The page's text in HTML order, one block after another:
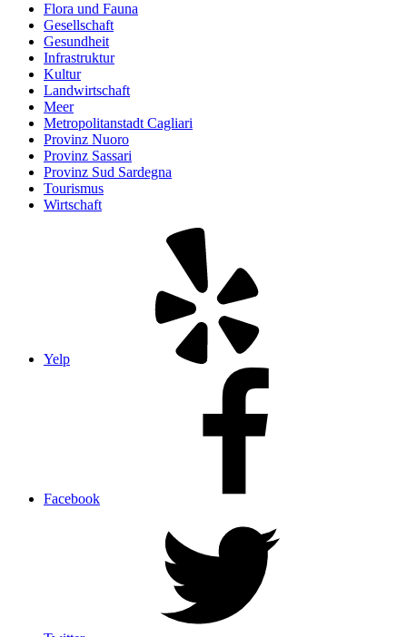
Flora und Fauna
Gesellschaft
Gesundheit
Infrastruktur
Kultur
Landwirtschaft
Meer
Metropolitanstadt Cagliari
Provinz Nuoro
Provinz Sassari
Provinz Sud Sardegna
Tourismus
Wirtschaft
Yelp
Facebook